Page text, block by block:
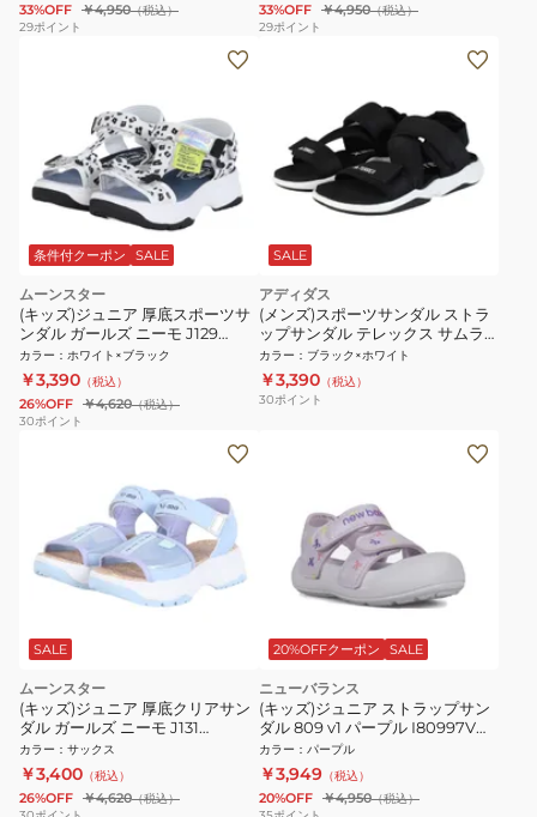
33%OFF ￥4,950（税込）
29ポイント
33%OFF ￥4,950（税込）
29ポイント
条件付クーポン SALE
ムーンスター
(キッズ)ジュニア 厚底スポーツサ
ンダル ガールズ ニーモ J129
12299631 25S2
カラー ： ホワイト×ブラック
￥3,390 （税込）
26%OFF ￥4,620（税込）
30ポイント
SALE
アディダス
(メンズ)スポーツサンダル ストラ
ップサンダル テレックス サムラ
NKT72-JI2086 スリッポンサンダ
ル クッション性
カラー ： ブラック×ホワイト
￥3,390 （税込）
30ポイント
SALE
ムーンスター
(キッズ)ジュニア 厚底クリアサン
ダル ガールズ ニーモ J131
12299659 25S2
カラー ： サックス
￥3,400 （税込）
26%OFF ￥4,620（税込）
20%OFFクーポン SALE
ニューバランス
(キッズ)ジュニア ストラップサン
ダル 809 v1 パープル I80997VM
スポーツ サンダル カジュアルシ
ューズ
カラー ： パープル
￥3,949 （税込）
20%OFF ￥4,950（税込）